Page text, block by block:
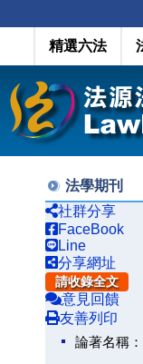
精選六法
法學期刊
社群分享
FaceBook
Line
分享網址
請收錄全文
意見回饋
友善列印
論著名稱：